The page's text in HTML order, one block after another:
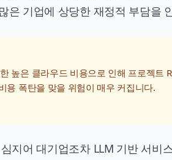
은 기업에 상당한 재정적 부담을
높은 클라우드 비용으로 인해 프로젝트
용 폭탄을 맞을 위험이 매우 커집니다.
지어 대기업조차 LLM 기반 서비